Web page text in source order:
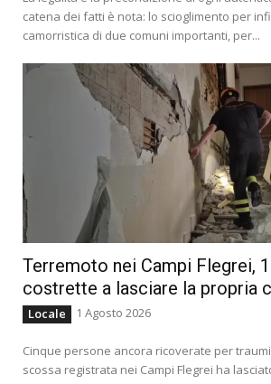
catena dei fatti è nota: lo scioglimento per
camorristica di due comuni importanti, per...
Terremoto nei Campi Flegrei,
costrette a lasciare la propria
Locale 1 Agosto 2026
Cinque persone ancora ricoverate per
scossa registrata nei Campi Flegrei ha